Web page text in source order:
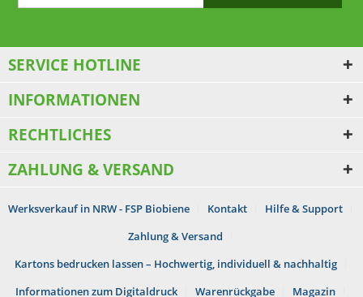
SERVICE HOTLINE
INFORMATIONEN
RECHTLICHES
ZAHLUNG & VERSAND
Werksverkauf in NRW - FSP Biobiene Kontakt
Hilfe & Support
Zahlung & Versand
Kartons bedrucken lassen – Hochwertig, individuell & nachhaltig
Informationen zum Digitaldruck
Warenrückgabe Magazin